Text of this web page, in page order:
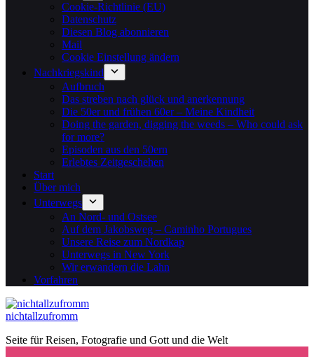
Cookie-Richtlinie (EU)
Datenschutz
Diesen Blog abonnieren
Mail
Cookie Einstellung ändern
Nachkriegskind
Aufbruch
Das streben nach glück und anerkennung
Die 50er und frühen 60er – Meine Kindheit
Doing the garden, digging the weeds – Who could ask
for more?
Episoden aus den 50ern
Erlebtes Zeitgeschehen
Start
Über mich
Unterwegs
An Nord- und Ostsee
Auf dem Jakobsweg – Caminho Portugues
Unsere Reise zum Nordkap
Unterwegs in New York
Wir erwandern die Lahn
Vorfahren
nichtallzufromm
Seite für Reisen, Fotografie und Gott und die Welt